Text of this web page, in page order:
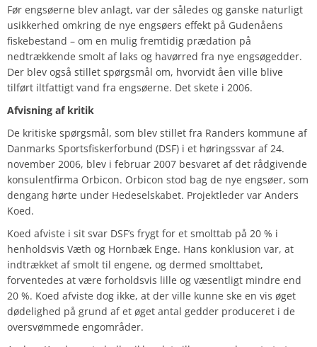
Før engsøerne blev anlagt, var der således og ganske naturligt
usikkerhed omkring de nye engsøers effekt på Gudenåens
fiskebestand – om en mulig fremtidig prædation på
nedtrækkende smolt af laks og havørred fra nye engsøgedder.
Der blev også stillet spørgsmål om, hvorvidt åen ville blive
tilført iltfattigt vand fra engsøerne. Det skete i 2006.
Afvisning af kritik
De kritiske spørgsmål, som blev stillet fra Randers kommune af
Danmarks Sportsfiskerforbund (DSF) i et høringssvar af 24.
november 2006, blev i februar 2007 besvaret af det rådgivende
konsulentfirma Orbicon. Orbicon stod bag de nye engsøer, som
dengang hørte under Hedeselskabet. Projektleder var Anders
Koed.
Koed afviste i sit svar DSF’s frygt for et smolttab på 20 % i
henholdsvis Væth og Hornbæk Enge. Hans konklusion var, at
indtrækket af smolt til engene, og dermed smolttabet,
forventedes at være forholdsvis lille og væsentligt mindre end
20 %. Koed afviste dog ikke, at der ville kunne ske en vis øget
dødelighed på grund af et øget antal gedder produceret i de
oversvømmede engområder.